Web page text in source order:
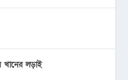
খানের লড়াই